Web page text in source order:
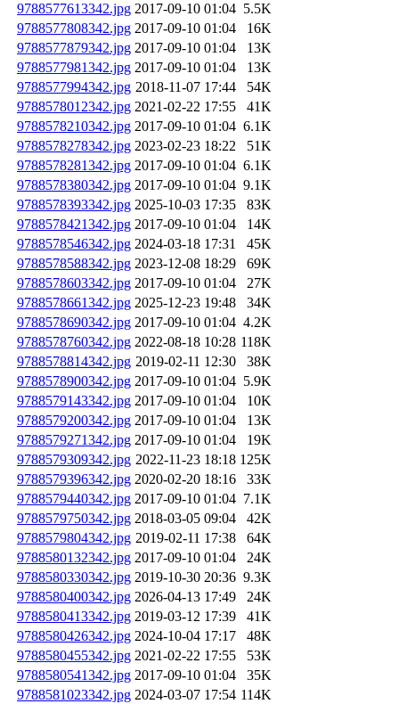
9788577613342.jpg 2017-09-10 01:04 5.5K
9788577808342.jpg 2017-09-10 01:04
16K
9788577879342.jpg 2017-09-10 01:04
13K
9788577981342.jpg 2017-09-10 01:04
13K
9788577994342.jpg 2018-11-07 17:44
54K
9788578012342.jpg 2021-02-22 17:55
41K
9788578210342.jpg 2017-09-10 01:04 6.1K
9788578278342.jpg 2023-02-23 18:22
51K
9788578281342.jpg 2017-09-10 01:04 6.1K
9788578380342.jpg 2017-09-10 01:04 9.1K
9788578393342.jpg 2025-10-03 17:35
83K
9788578421342.jpg 2017-09-10 01:04
14K
9788578546342.jpg 2024-03-18 17:31
45K
9788578588342.jpg 2023-12-08 18:29
69K
9788578603342.jpg 2017-09-10 01:04
27K
9788578661342.jpg 2025-12-23 19:48
34K
9788578690342.jpg 2017-09-10 01:04 4.2K
9788578760342.jpg 2022-08-18 10:28 118K
9788578814342.jpg 2019-02-11 12:30
38K
9788578900342.jpg 2017-09-10 01:04 5.9K
9788579143342.jpg 2017-09-10 01:04
10K
9788579200342.jpg 2017-09-10 01:04
13K
9788579271342.jpg 2017-09-10 01:04
19K
9788579309342.jpg 2022-11-23 18:18 125K
9788579396342.jpg 2020-02-20 18:16
33K
9788579440342.jpg 2017-09-10 01:04 7.1K
9788579750342.jpg 2018-03-05 09:04
42K
9788579804342.jpg 2019-02-11 17:38
64K
9788580132342.jpg 2017-09-10 01:04
24K
9788580330342.jpg 2019-10-30 20:36 9.3K
9788580400342.jpg 2026-04-13 17:49
24K
9788580413342.jpg 2019-03-12 17:39
41K
9788580426342.jpg 2024-10-04 17:17
48K
9788580455342.jpg 2021-02-22 17:55
53K
9788580541342.jpg 2017-09-10 01:04
35K
9788581023342.jpg 2024-03-07 17:54 114K